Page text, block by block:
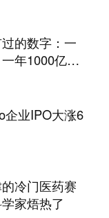
的数字：一
年1000亿美
企业IPO大涨6
冷门医药赛
家焐热了